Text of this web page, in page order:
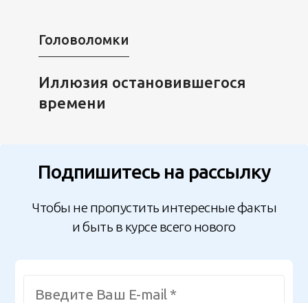
Головоломки
Иллюзия остановившегося
времени
Подпишитесь на рассылку
Чтобы не пропустить интересные факты
и быть в курсе всего нового